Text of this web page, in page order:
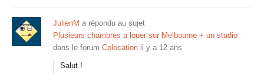
JulienM a répondu au sujet
Plusieurs chambres a louer sur Melbourne + un studio
dans le forum Colocation il y a 12 ans
Salut !